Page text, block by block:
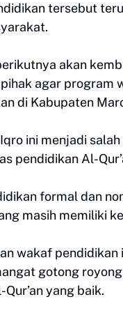
tersebut
akan
agar
di Kabupaten
ini menjadi
pendidikan Al-
formal dan
masih memiliki
wakaf
gotong
yang baik.